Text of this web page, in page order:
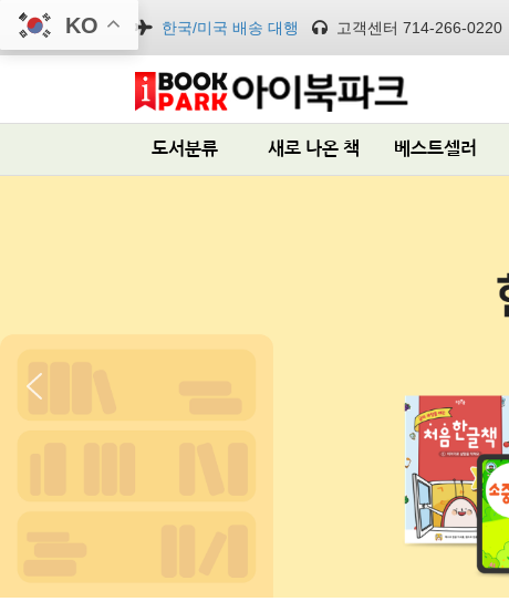
한국/미국 배송 대행 고객센터 714-266-0220
도서분류 새로 나온 책 베스트셀러
KO